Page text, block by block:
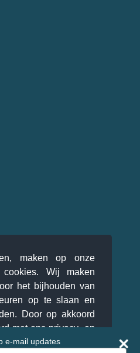
maken op onze
Wij maken
het bijhouden van
op te slaan en
Door op akkoord
met ons privacy- en
e-mail updates